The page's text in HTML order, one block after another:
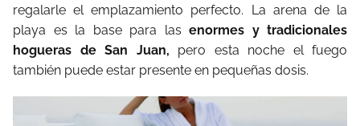
regalarle el emplazamiento perfecto. La arena de la
playa es la base para las enormes y tradicionales
hogueras de San Juan, pero esta noche el fuego
también puede estar presente en pequeñas dosis.